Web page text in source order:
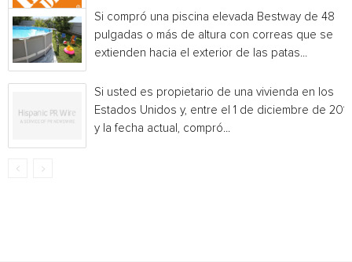
Si compró una piscina elevada Bestway de 48
pulgadas o más de altura con correas que se
extienden hacia el exterior de las patas...
Si usted es propietario de una vivienda en los
Estados Unidos y, entre el 1 de diciembre de
y la fecha actual, compró...